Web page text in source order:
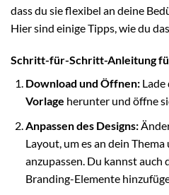
dass du sie flexibel an deine
Hier sind einige Tipps, wie du
Schritt-für-Schritt-Anleitung
Download und Öffnen:Lade
Vorlage herunter und öffne
Anpassen des Designs:
Layout, um es an dein
anzupassen. Du kannst auch
Branding-Elemente